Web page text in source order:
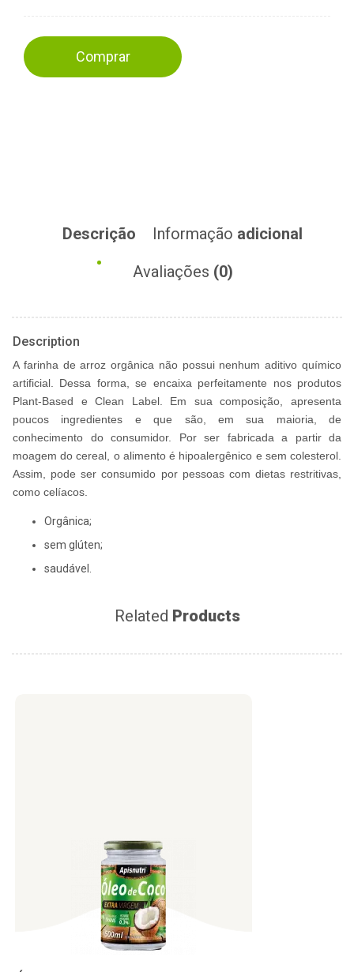
Comprar
Descrição Informação adicional
Avaliações (0)
Description
A farinha de arroz orgânica não possui nenhum aditivo químico
artificial. Dessa forma, se encaixa perfeitamente nos produtos
Plant-Based e Clean Label. Em sua composição, apresenta
poucos ingredientes e que são, em sua maioria, de
conhecimento do consumidor. Por ser fabricada a partir da
moagem do cereal, o alimento é hipoalergênico e sem colesterol.
Assim, pode ser consumido por pessoas com dietas restritivas,
como celíacos.
Orgânica;
sem glúten;
saudável.
Related Products